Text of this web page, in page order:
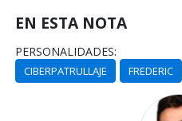
EN ESTA NOTA
PERSONALIDADES:
CIBERPATRULLAJE FREDERIC